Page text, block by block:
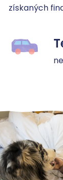
získaných
ne